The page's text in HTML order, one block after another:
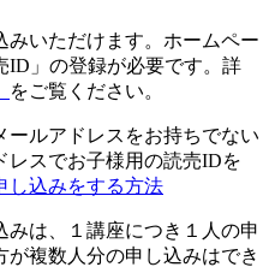
いただけます。ホームペー
ID」の登録が必要です。詳
をご覧ください。
ルアドレスをお持ちでない
レスでお子様用の読売IDを
し込みをする方法
は、１講座につき１人の申
が複数人分の申し込みはでき